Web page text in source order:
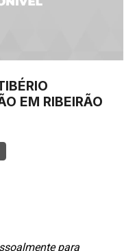
EM RIBEIRÃO
para